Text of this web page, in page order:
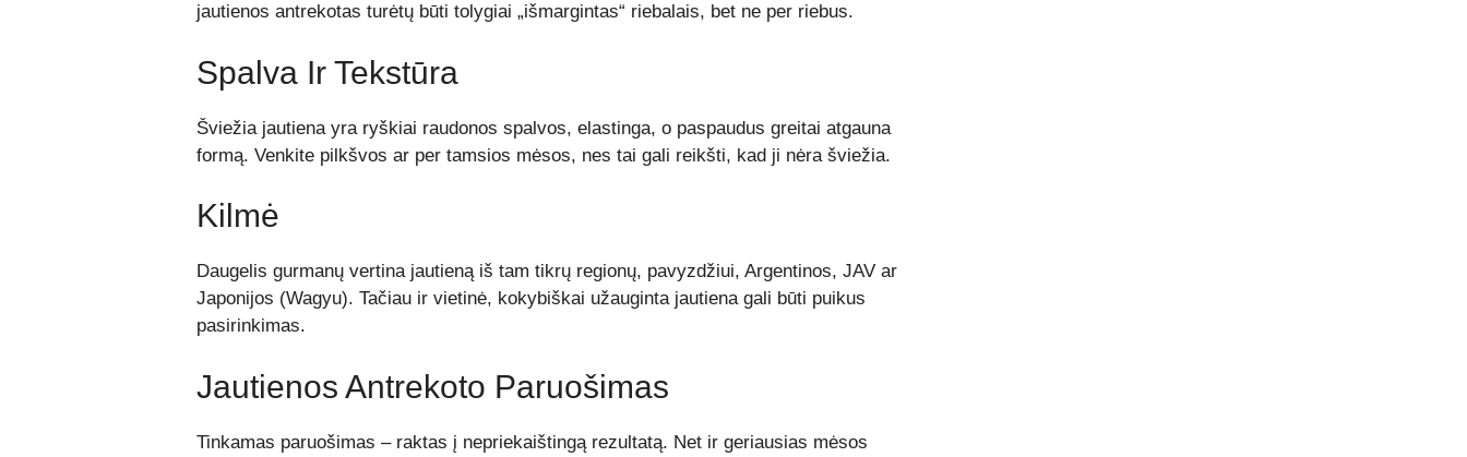
jautienos antrekotas turėtų būti tolygiai „išmargintas“ riebalais, bet ne per riebus.
Spalva Ir Tekstūra
Šviežia jautiena yra ryškiai raudonos spalvos, elastinga, o paspaudus greitai atgauna
formą. Venkite pilkšvos ar per tamsios mėsos, nes tai gali reikšti, kad ji nėra šviežia.
Kilmė
Daugelis gurmanų vertina jautieną iš tam tikrų regionų, pavyzdžiui, Argentinos, JAV ar
Japonijos (Wagyu). Tačiau ir vietinė, kokybiškai užauginta jautiena gali būti puikus
pasirinkimas.
Jautienos Antrekoto Paruošimas
Tinkamas paruošimas – raktas į nepriekaištingą rezultatą. Net ir geriausias mėsos